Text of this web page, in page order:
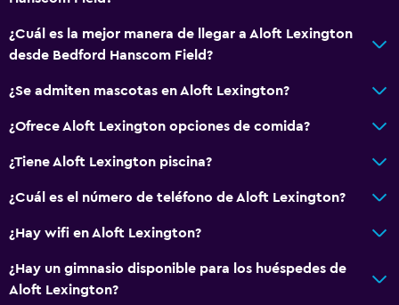
Restaurante
Bar/lounge
Nevera
Lavandería
Lavandería
General
¿Cuál es la mejor manera de llegar a Aloft Lexington
desde Bedford Hanscom Field?
¿Se admiten mascotas en Aloft Lexington?
¿Ofrece Aloft Lexington opciones de comida?
¿Tiene Aloft Lexington piscina?
¿Cuál es el número de teléfono de Aloft Lexington?
¿Hay wifi en Aloft Lexington?
¿Hay un gimnasio disponible para los huéspedes de
Aloft Lexington?